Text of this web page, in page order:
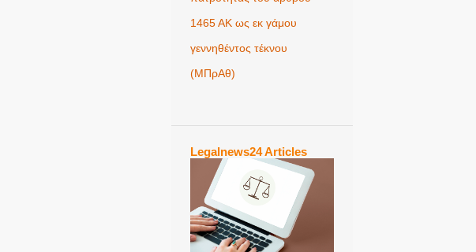
1465 ΑΚ ως εκ γάμου
γεννηθέντος τέκνου
(MΠρΑθ)
Legalnews24 Articles